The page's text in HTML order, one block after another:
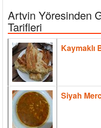
Artvin Yöresinden
Tarifleri
Kaymaklı
Siyah